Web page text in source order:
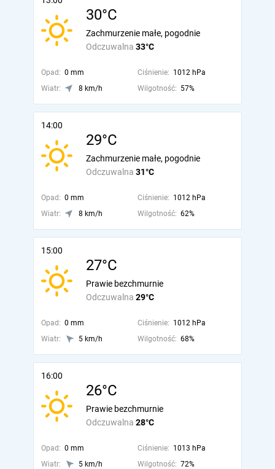
30°C
Odczuwalna 33°C
Zachmurzenie małe, pogodnie
Opad: 0 mm Ciśnienie: 1012 hPa
Wiatr:
8 km/h Wilgotność: 57%
14:00
29°C
Odczuwalna 31°C
Zachmurzenie małe, pogodnie
Opad: 0 mm Ciśnienie: 1012 hPa
Wiatr:
8 km/h Wilgotność: 62%
15:00
27°C
Odczuwalna 29°C
Prawie bezchmurnie
Opad: 0 mm Ciśnienie: 1012 hPa
Wiatr:
5 km/h Wilgotność: 68%
16:00
26°C
Odczuwalna 28°C
Prawie bezchmurnie
Opad: 0 mm Ciśnienie: 1013 hPa
Wiatr:
5 km/h Wilgotność: 72%